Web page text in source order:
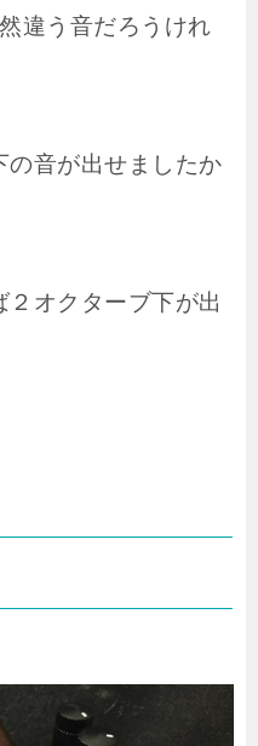
違う音だろうけれ
の音が出せましたか
オクターブ下が出